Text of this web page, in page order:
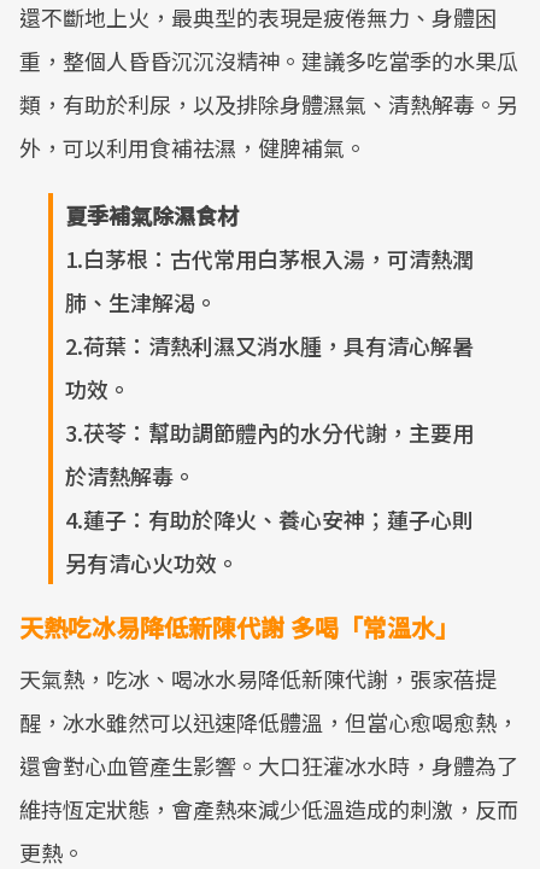
還不斷地上火，最典型的表現是疲倦無力、身體困
重，整個人昏昏沉沉沒精神。建議多吃當季的水果瓜
類，有助於利尿，以及排除身體濕氣、清熱解毒。另
外，可以利用食補祛濕，健脾補氣。
夏季補氣除濕食材
1.白茅根：古代常用白茅根入湯，可清熱潤
肺、生津解渴。
2.荷葉：清熱利濕又消水腫，具有清心解暑
功效。
3.茯苓：幫助調節體內的水分代謝，主要用
於清熱解毒。
4.蓮子：有助於降火、養心安神；蓮子心則
另有清心火功效。
天熱吃冰易降低新陳代謝 多喝「常溫水」
天氣熱，吃冰、喝冰水易降低新陳代謝，張家蓓提
醒，冰水雖然可以迅速降低體溫，但當心愈喝愈熱，
還會對心血管產生影響。大口狂灌冰水時，身體為了
維持恆定狀態，會產熱來減少低溫造成的刺激，反而
更熱。